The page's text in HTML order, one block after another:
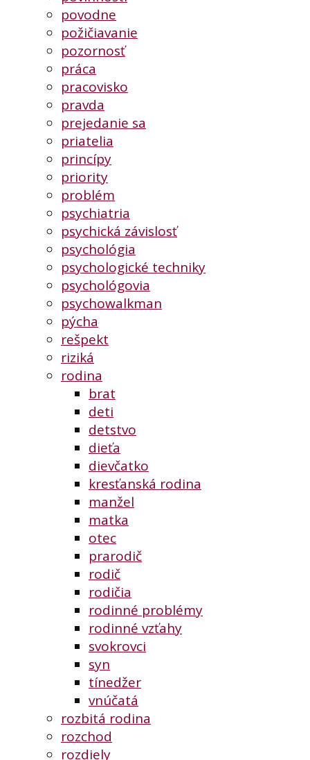
povodne
požičiavanie
pozornosť
práca
pracovisko
pravda
prejedanie sa
priatelia
princípy
priority
problém
psychiatria
psychická závislosť
psychológia
psychologické techniky
psychológovia
psychowalkman
pýcha
rešpekt
riziká
rodina
brat
deti
detstvo
dieťa
dievčatko
kresťanská rodina
manžel
matka
otec
prarodič
rodič
rodičia
rodinné problémy
rodinné vzťahy
svokrovci
syn
tínedžer
vnúčatá
rozbitá rodina
rozchod
rozdiely